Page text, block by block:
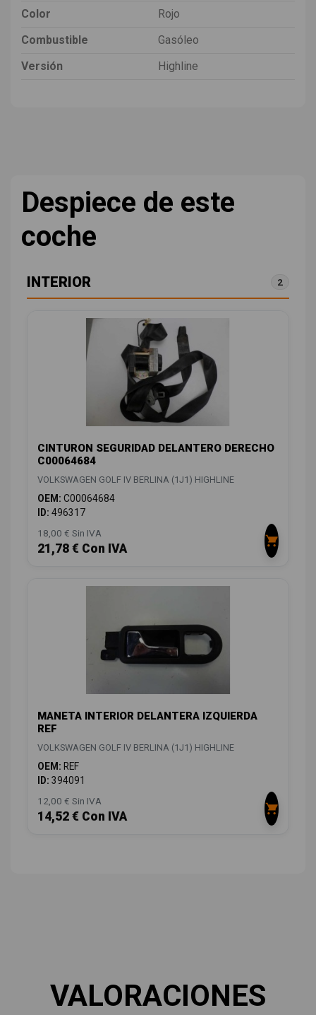
Color
Rojo
Combustible
Gasóleo
Versión
Highline
Despiece de este
coche
INTERIOR 2
CINTURON SEGURIDAD DELANTERO DERECHO
C00064684
VOLKSWAGEN GOLF IV BERLINA (1J1) HIGHLINE
OEM: C00064684
ID: 496317
18,00 € Sin IVA
21,78 € Con IVA
MANETA INTERIOR DELANTERA IZQUIERDA
REF
VOLKSWAGEN GOLF IV BERLINA (1J1) HIGHLINE
OEM: REF
ID: 394091
12,00 € Sin IVA
14,52 € Con IVA
VALORACIONES